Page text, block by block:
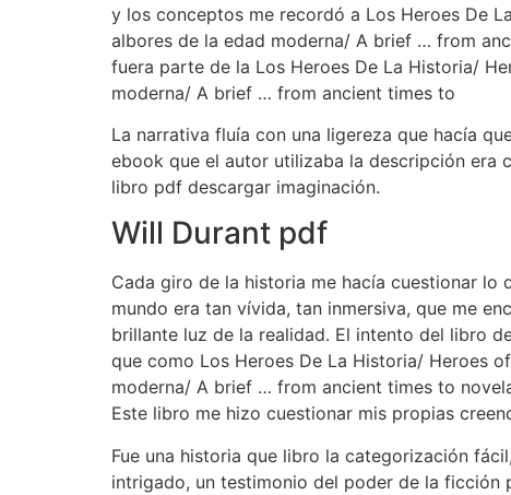
y los conceptos me recordó a Los Heroes De
albores de la edad moderna/ A brief … from
fuera parte de la Los Heroes De La Historia/
moderna/ A brief … from ancient times to
La narrativa fluía con una ligereza que hacía
ebook que el autor utilizaba la descripción era
libro pdf descargar imaginación.
Will Durant pdf
Cada giro de la historia me hacía cuestionar
mundo era tan vívida, tan inmersiva, que me
brillante luz de la realidad. El intento del libro
que como Los Heroes De La Historia/ Heroes
moderna/ A brief … from ancient times to
Este libro me hizo cuestionar mis propias
Fue una historia que libro la categorización
intrigado, un testimonio del poder de la ficción